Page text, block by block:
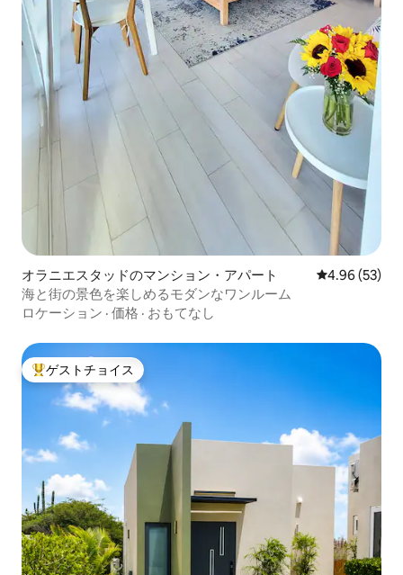
オラニエスタッドのマンション・アパート レビュー53
4.96 (53)
海と街の景色を楽しめるモダンなワンルーム
ロケーション · 価格 · おもてなし
大好評のゲストチョイスです。
ゲストチョイス